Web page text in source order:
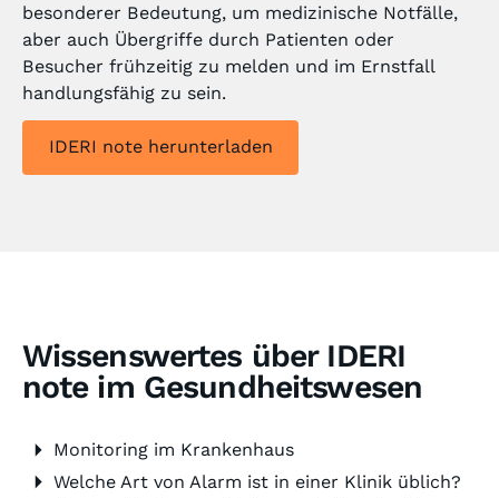
besonderer Bedeutung, um medizinische Notfälle,
aber auch Übergriffe durch Patienten oder
Besucher frühzeitig zu melden und im Ernstfall
handlungsfähig zu sein.
IDERI note herunterladen
Wissenswertes über IDERI
note im Gesundheitswesen
Monitoring im Krankenhaus
Welche Art von Alarm ist in einer Klinik üblich?